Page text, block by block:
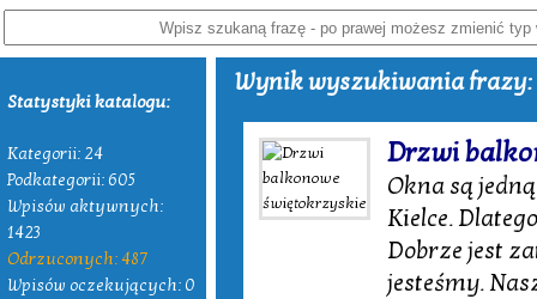
Statystyki katalogu:
Kategorii: 24
Podkategorii: 605
Wpisów aktywnych:
1423
Odrzuconych: 487
Wpisów oczekujących: 0
Wynik wyszukiwania frazy:
Drzwi
Okna są
Kielce.
Dobrze jest
jesteśmy.